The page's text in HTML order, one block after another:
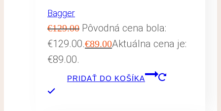
Bagger
€129.00 Pôvodná cena bola:
€129.00.€89.00Aktuálna cena je:
€89.00.
PRIDAŤ DO KOŠÍKA